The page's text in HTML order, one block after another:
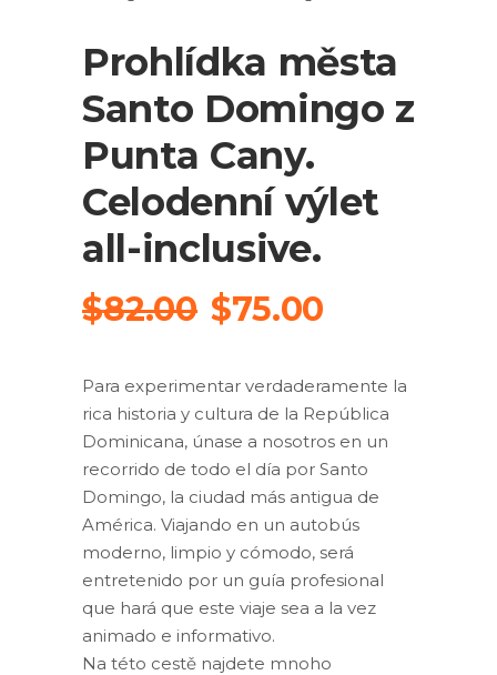
Prohlídka města
Santo Domingo z
Punta Cany.
Celodenní výlet
all-inclusive.
$82.00 Original
was:
$82.00.
$75.00
is:
$75.00.
Para experimentar verdaderamente la
rica historia y cultura de la República
Dominicana, únase a nosotros en un
recorrido de todo el día por Santo
Domingo, la ciudad más antigua de
América. Viajando en un autobús
moderno, limpio y cómodo, será
entretenido por un guía profesional
que hará que este viaje sea a la vez
animado e informativo.
Na této cestě najdete mnoho